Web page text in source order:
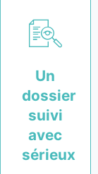
Un
dossier
suivi
avec
sérieux